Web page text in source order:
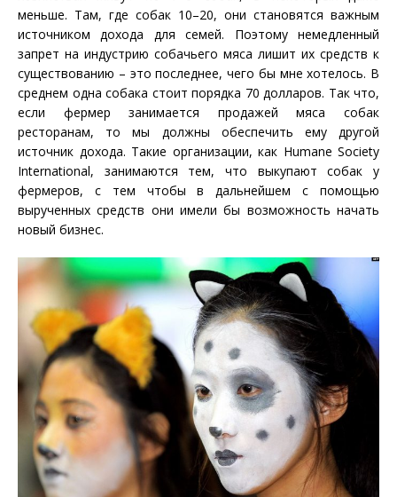
меньше. Там, где собак 10–20, они становятся важным
источником дохода для семей. Поэтому немедленный
запрет на индустрию собачьего мяса лишит их средств к
существованию – это последнее, чего бы мне хотелось. В
среднем одна собака стоит порядка 70 долларов. Так что,
если фермер занимается продажей мяса собак
ресторанам, то мы должны обеспечить ему другой
источник дохода. Такие организации, как Humane Society
International, занимаются тем, что выкупают собак у
фермеров, с тем чтобы в дальнейшем с помощью
вырученных средств они имели бы возможность начать
новый бизнес.